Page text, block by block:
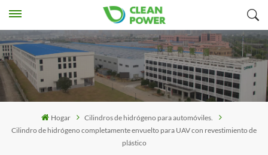
Hogar
Cilindros de hidrógeno para automóviles.
Cilindro de hidrógeno completamente envuelto para UAV con revestimiento de
plástico